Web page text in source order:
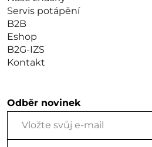
Servis potápění
B2B
Eshop
B2G-IZS
Kontakt
Odběr novinek